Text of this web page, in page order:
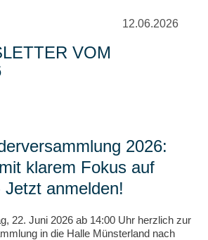
12.06.2026
VOM
2026:
klarem Fokus auf
anmelden!
22. Juni 2026 ab 14:00 Uhr herzlich zur
in die Halle Münsterland nach